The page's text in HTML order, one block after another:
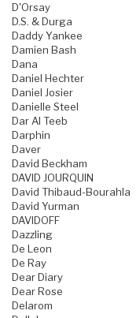
D'Orsay
D.S. & Durga
Daddy Yankee
Damien Bash
Dana
Daniel Hechter
Daniel Josier
Danielle Steel
Dar Al Teeb
Darphin
Daver
David Beckham
DAVID JOURQUIN
David Thibaud-Bourahla
David Yurman
DAVIDOFF
Dazzling
De Leon
De Ray
Dear Diary
Dear Rose
Delarom